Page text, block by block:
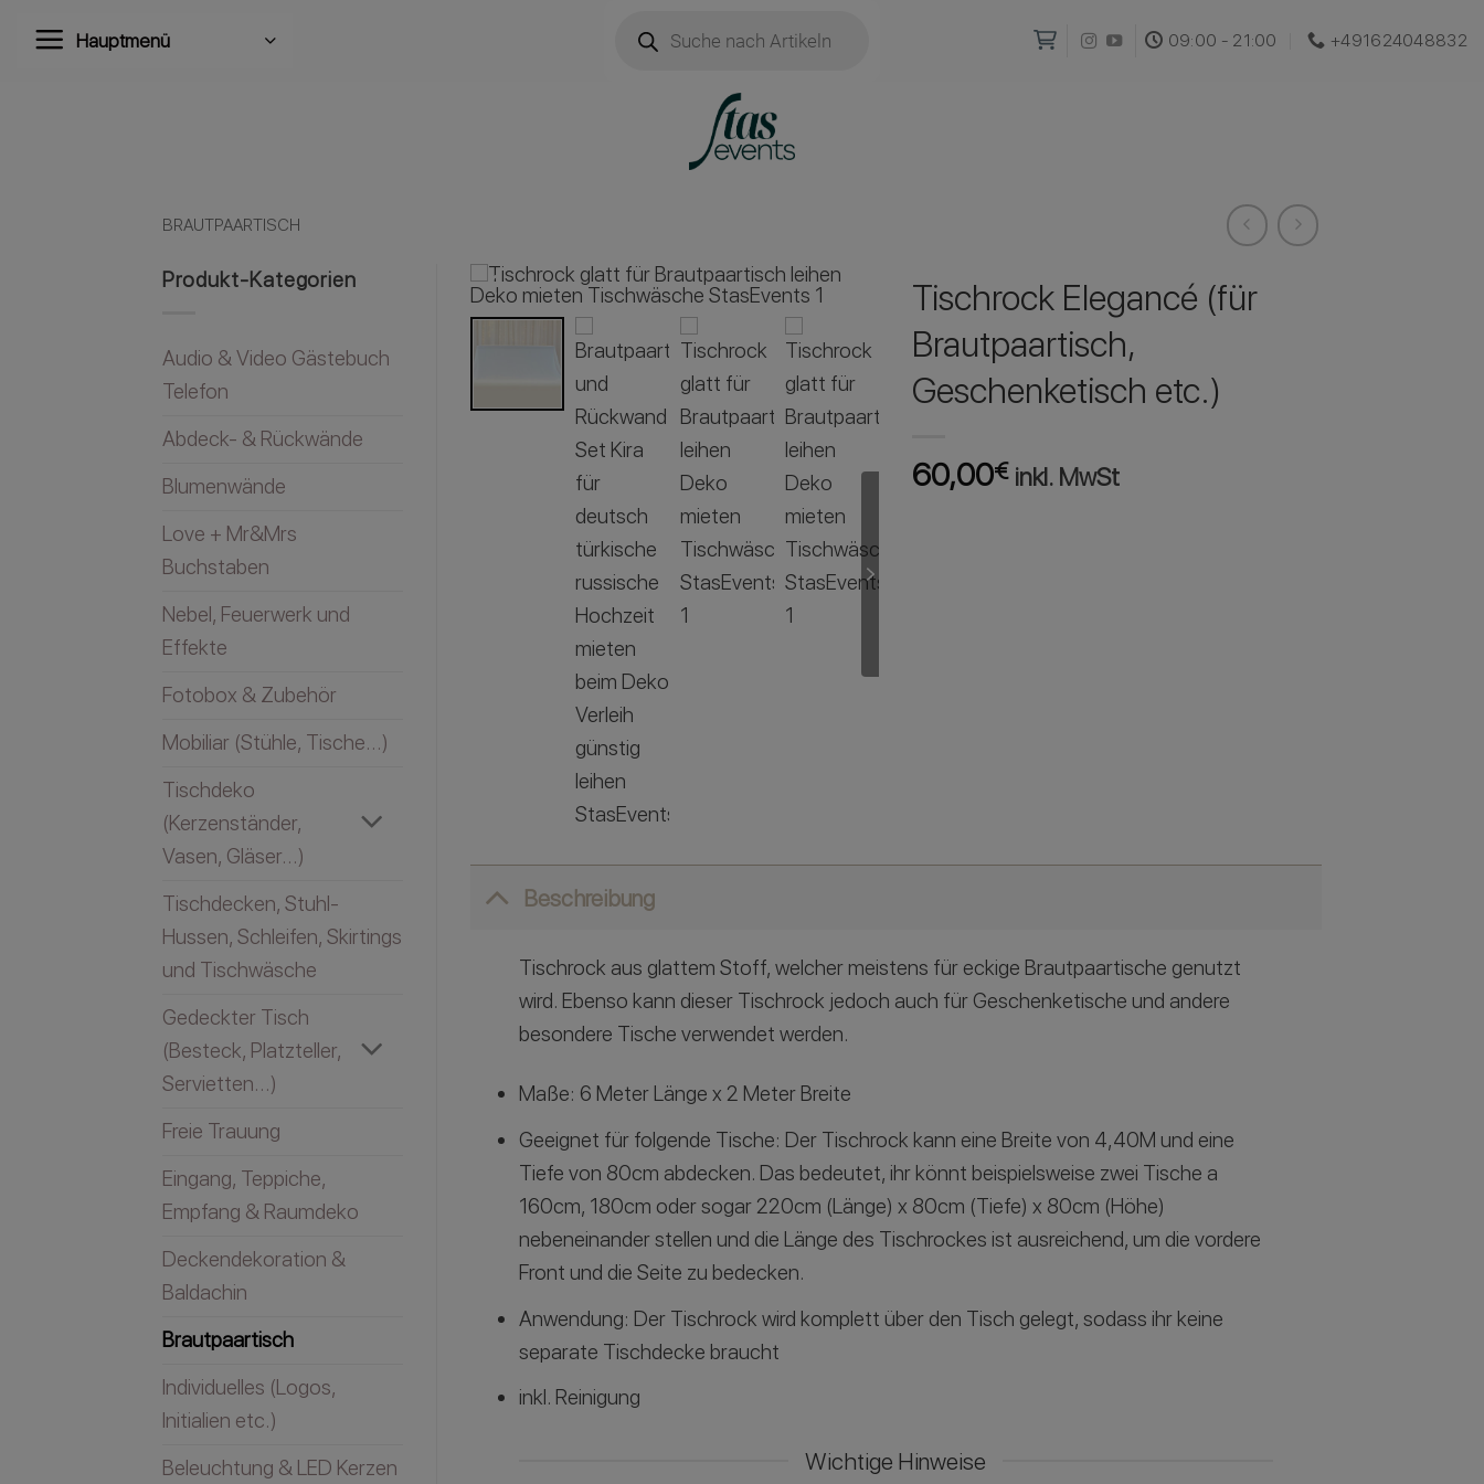
Inhalt
Hauptmenü
search
09:00 - 21:00 +491624048832‬
BRAUTPAARTISCH
Produkt-Kategorien
Audio & Video Gästebuch
Telefon
Abdeck- & Rückwände
Blumenwände
Love + Mr&Mrs
Buchstaben
Nebel, Feuerwerk und
Effekte
Fotobox & Zubehör
Mobiliar (Stühle, Tische...)
Tischdeko
(Kerzenständer,
Vasen, Gläser...)
Tischdecken, Stuhl-
Hussen, Schleifen, Skirtings
und Tischwäsche
Gedeckter Tisch
(Besteck, Platzteller,
Servietten...)
Freie Trauung
Eingang, Teppiche,
Empfang & Raumdeko
Deckendekoration &
Baldachin
Brautpaartisch
Individuelles (Logos,
Initialien etc.)
Beleuchtung & LED Kerzen
Tischrock Elegancé (für
Brautpaartisch,
Geschenketisch etc.)
60,00€ inkl. MwSt
Beschreibung
Tischrock aus glattem Stoff, welcher meistens für eckige Brautpaartische genutzt
wird. Ebenso kann dieser Tischrock jedoch auch für Geschenketische und andere
besondere Tische verwendet werden.
Maße: 6 Meter Länge x 2 Meter Breite
Geeignet für folgende Tische: Der Tischrock kann eine Breite von 4,40M und eine
Tiefe von 80cm abdecken. Das bedeutet, ihr könnt beispielsweise zwei Tische a
160cm, 180cm oder sogar 220cm (Länge) x 80cm (Tiefe) x 80cm (Höhe)
nebeneinander stellen und die Länge des Tischrockes ist ausreichend, um die vordere
Front und die Seite zu bedecken.
Anwendung: Der Tischrock wird komplett über den Tisch gelegt, sodass ihr keine
separate Tischdecke braucht
inkl. Reinigung
Wichtige Hinweise